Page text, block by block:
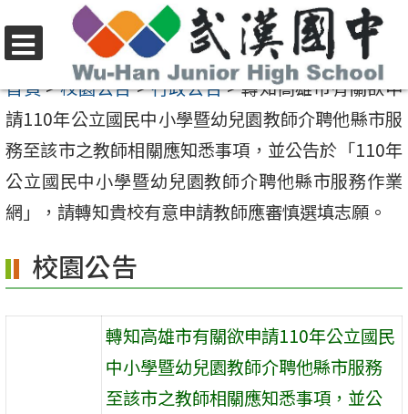
至
要
內
容
區
選
單
首頁>校園公告>行政公告>轉知高雄市有關欲申
請110年公立國民中小學暨幼兒園教師介聘他縣市服
務至該市之教師相關應知悉事項，並公告於「110年
公立國民中小學暨幼兒園教師介聘他縣市服務作業
網」，請轉知貴校有意申請教師應審慎選填志願。
校園公告
轉知高雄市有關欲申請110年公立國民
中小學暨幼兒園教師介聘他縣市服務
至該市之教師相關應知悉事項，並公